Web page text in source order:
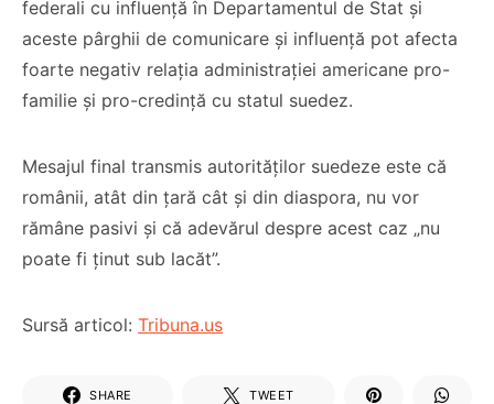
federali cu influență în Departamentul de Stat și
aceste pârghii de comunicare și influență pot afecta
foarte negativ relația administrației americane pro-
familie și pro-credință cu statul suedez.
Mesajul final transmis autorităților suedeze este că
românii, atât din țară cât și din diaspora, nu vor
rămâne pasivi și că adevărul despre acest caz „nu
poate fi ținut sub lacăt”.
Sursă articol: Tribuna.us
SHARE TWEET